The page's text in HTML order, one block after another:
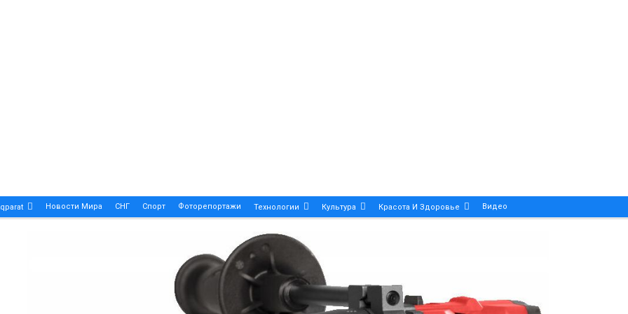
Новости Мира СНГ Спорт Фоторепортажи Технологии Культура Красота И Здоровье Видео
Patek Philippe Calatrava DATE – A True Symbol Of Elegance And Precision